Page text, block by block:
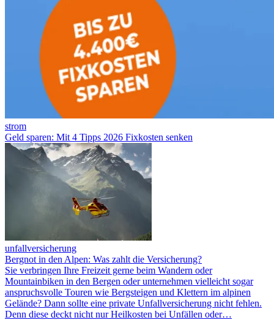
strom
Geld sparen: Mit 4 Tipps 2026 Fixkosten senken
unfallversicherung
Bergnot in den Alpen: Was zahlt die Versicherung?
Sie verbringen Ihre Freizeit gerne beim Wandern oder
Mountainbiken in den Bergen oder unternehmen vielleicht sogar
anspruchsvolle Touren wie Bergsteigen und Klettern im alpinen
Gelände? Dann sollte eine private Unfallversicherung nicht fehlen.
Denn diese deckt nicht nur Heilkosten bei Unfällen oder…